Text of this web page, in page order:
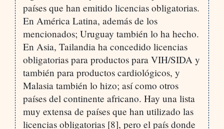
países que han emitido licencias obligatorias.
En América Latina, además de los
mencionados; Uruguay también lo ha hecho.
En Asia, Tailandia ha concedido licencias
obligatorias para productos para VIH/SIDA y
también para productos cardiológicos, y
Malasia también lo hizo; así como otros
países del continente africano. Hay una lista
muy extensa de países que han utilizado las
licencias obligatorias [8], pero el país donde